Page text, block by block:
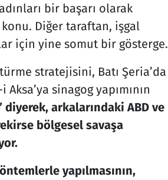
bir başarı olarak
Diğer taraftan, işgal
için yine somut bir gösterge.
stratejisini, Batı Şeria’da
sinagog yapımının
diyerek, arkalarındaki ABD ve
bölgesel savaşa
yapılmasının,